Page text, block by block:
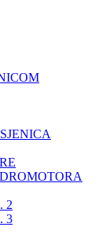
2
3